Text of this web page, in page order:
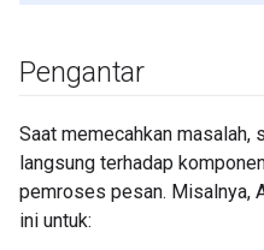
Pengantar
Saat memecahkan masalah,
langsung terhadap
pemroses pesan. Misalnya,
ini untuk: